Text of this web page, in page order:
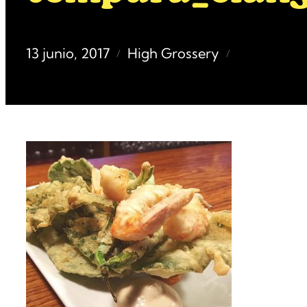
13 junio, 2017 / High Grossery /